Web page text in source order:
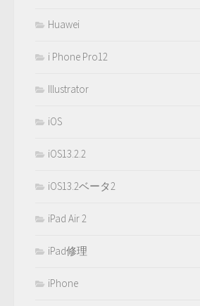
Huawei
i Phone Pro12
Illustrator
iOS
iOS13.2.2
iOS13.2ベータ2
iPad Air 2
iPad修理
iPhone